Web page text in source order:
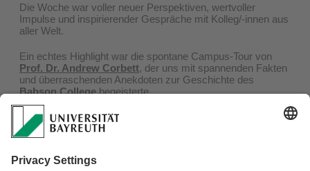
Die Woche war voller neuer Perspektiven, wertvoller
Impulse und inspirierender Gespräche mit Kolleg/-innen aus
aller Welt.
Ein echtes Highlight war die spontane Campus-Tour von
Prof. Dr. Andrew Corbett, der uns mit spannenden Fakten
und überraschenden Anekdoten zur Geschichte des
Babson Collegebegeisterte.
Besonders gefreut haben wir uns über das Treffen und den
Austausch mit (internationalen) Forschenden wie,
Anne Domurath
Wales, Prof. Dr. Keith M. Hmieleski